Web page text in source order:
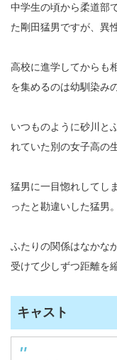
中学生の頃から柔道部
た剛田猛男ですが、異
高校に進学してからも
を集めるのは幼馴染み
いつものように砂川と
れていた別の女子高の
猛男に一目惚れしてし
ったと勘違いした猛男。
ふたりの関係はなかな
受けて少しずつ距離を
キャスト